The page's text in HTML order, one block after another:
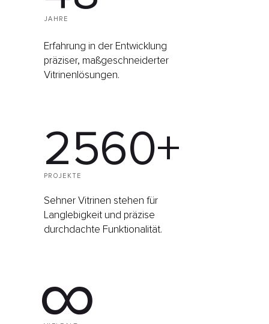
2560+
∞
Erfahrung in der Entwicklung
präziser, maßgeschneiderter
Vitrinenlösungen.
JAHRE
PROJEKTE
Sehner Vitrinen stehen für
Langlebigkeit und präzise
durchdachte Funktionalität.